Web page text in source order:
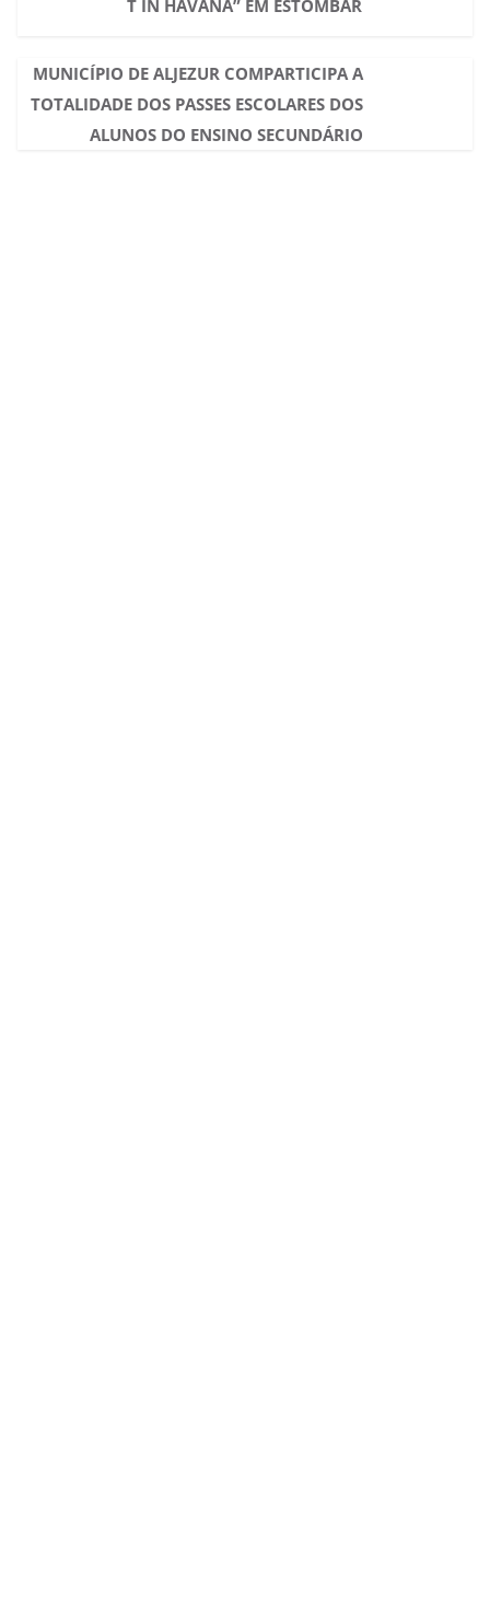
T IN HAVANA” EM ESTÔMBAR
MUNICÍPIO DE ALJEZUR COMPARTICIPA A
TOTALIDADE DOS PASSES ESCOLARES DOS
ALUNOS DO ENSINO SECUNDÁRIO